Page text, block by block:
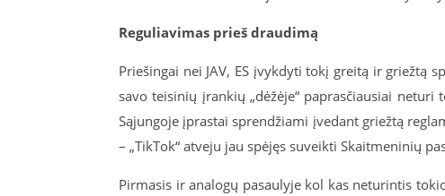
Reguliavimas prieš draudimą
Priešingai nei JAV, ES įvykdyti tokį greitą ir griežtą
savo teisinių įrankių „dėžėje“ paprasčiausiai
Sąjungoje įprastai sprendžiami įvedant griežtą
– „TikTok“ atveju jau spėjęs suveikti Skaitmeninių
Pirmasis ir analogų pasaulyje kol kas neturintis